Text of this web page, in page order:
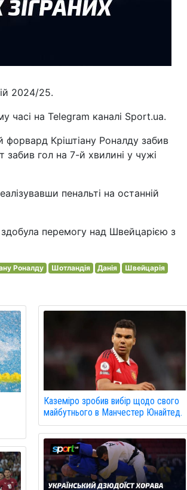
2024/25.
часі на Telegram каналі Sport.ua.
форвард Кріштіану Роналду забив
забив гол на 7-й хвилині у чужі
пенальті на останній
здобула перемогу над Швейцарією з
Роналду Шотландія Данія Швейцарія
Каземіро зробив вибір щодо свого
майбутнього в Манчестер Юнайтед.